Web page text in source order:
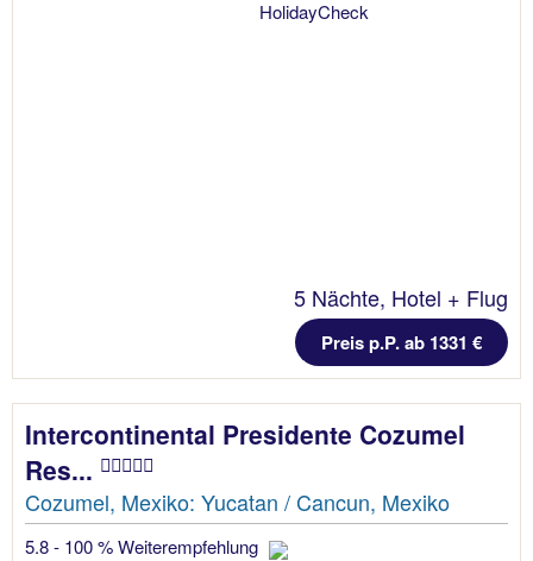
5 Nächte, Hotel + Flug
Preis p.P. ab 1331 €
Intercontinental Presidente Cozumel
Res...
Cozumel, Mexiko: Yucatan / Cancun, Mexiko
5.8 - 100 % Weiterempfehlung